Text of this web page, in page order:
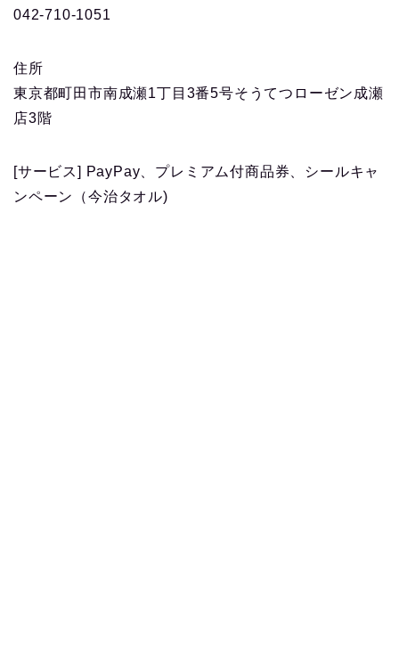
042-710-1051
住所
東京都町田市南成瀬1丁目3番5号そうてつローゼン成瀬
店3階
[サービス] PayPay、プレミアム付商品券、シールキャ
ンペーン（今治タオル)